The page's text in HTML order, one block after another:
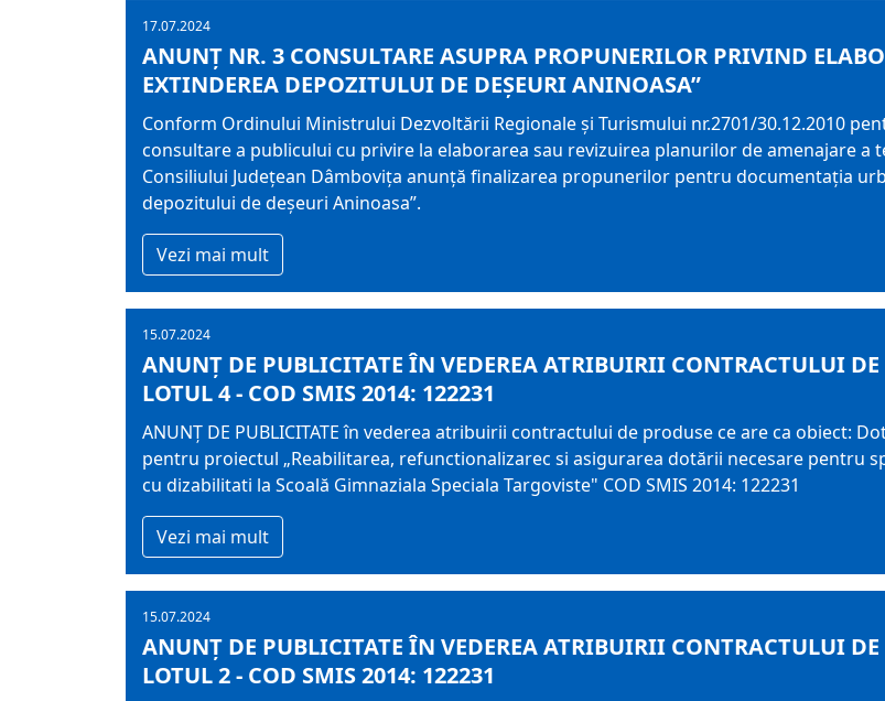
17.07.2024
ANUNȚ NR. 3 CONSULTARE ASUPRA PROPUNERILOR PRIVIND
EXTINDEREA DEPOZITULUI DE DEȘEURI ANINOASA”
Conform Ordinului Ministrului Dezvoltării Regionale și Turismului nr.2701/30.12.2010
consultare a publicului cu privire la elaborarea sau revizuirea planurilor de amenajare
Consiliului Judeţean Dâmboviţa anunţă finalizarea propunerilor pentru documentația
depozitului de deșeuri Aninoasa”.
Vezi mai mult
15.07.2024
ANUNŢ DE PUBLICITATE ÎN VEDEREA ATRIBUIRII CONTRACTULUI DE
LOTUL 4 - COD SMIS 2014: 122231
ANUNŢ DE PUBLICITATE în vederea atribuirii contractului de produse ce are ca obiect:
pentru proiectul „Reabilitarea, refunctionalizarec si asigurarea dotării necesare
cu dizabilitati la Scoală Gimnaziala Speciala Targoviste" COD SMIS 2014: 122231
Vezi mai mult
15.07.2024
ANUNŢ DE PUBLICITATE ÎN VEDEREA ATRIBUIRII CONTRACTULUI DE
LOTUL 2 - COD SMIS 2014: 122231